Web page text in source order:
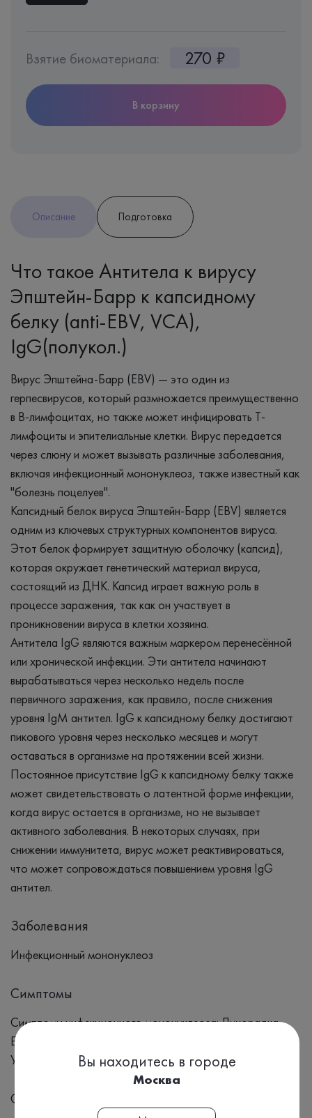
Взятие биоматериала: 270 ₽
В корзину
Описание Подготовка
Что такое Антитела к вирусу
Эпштейн-Барр к капсидному
белку (anti-EBV, VCA),
IgG(полукол.)
Вирус Эпштейна-Барр (EBV) — это один из
герпесвирусов, который размножается преимущественно
в B-лимфоцитах, но также может инфицировать Т-
лимфоциты и эпителиальные клетки. Вирус передается
через слюну и может вызывать различные заболевания,
включая инфекционный мононуклеоз, также известный как
"болезнь поцелуев".
Капсидный белок вируса Эпштейн-Барр (EBV) является
одним из ключевых структурных компонентов вируса.
Этот белок формирует защитную оболочку (капсид),
которая окружает генетический материал вируса,
состоящий из ДНК. Капсид играет важную роль в
процессе заражения, так как он участвует в
проникновении вируса в клетки хозяина.
Антитела IgG являются важным маркером перенесённой
или хронической инфекции. Эти антитела начинают
вырабатываться через несколько недель после
первичного заражения, как правило, после снижения
уровня IgM антител. IgG к капсидному белку достигают
пикового уровня через несколько месяцев и могут
оставаться в организме на протяжении всей жизни.
Постоянное присутствие IgG к капсидному белку также
может свидетельствовать о латентной форме инфекции,
когда вирус остается в организме, но не вызывает
активного заболевания. В некоторых случаях, при
снижении иммунитета, вирус может реактивироваться,
что может сопровождаться повышением уровня IgG
антител.
Заболевания
Инфекционный мононуклеоз
Симптомы
Симптомы инфекционного мононуклеоза: Лихорадка
Боль в горле Увеличение лимфатических узлов Усталость
Увеличение селезенки Головная боль Сыпь
Синонимы
Вы находитесь в городе
Москва